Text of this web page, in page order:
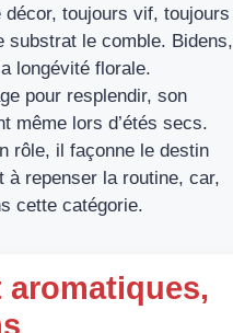
toujours vif, toujours
substrat le comble. Bidens,
longévité florale.
pour resplendir, son
même lors d’étés secs.
rôle, il façonne le destin
à repenser la routine, car,
cette catégorie.
aromatiques,